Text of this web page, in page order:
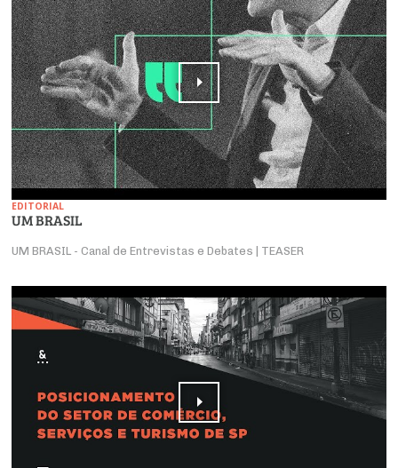
EDITORIAL
UM BRASIL
UM BRASIL - Canal de Entrevistas e Debates | TEASER